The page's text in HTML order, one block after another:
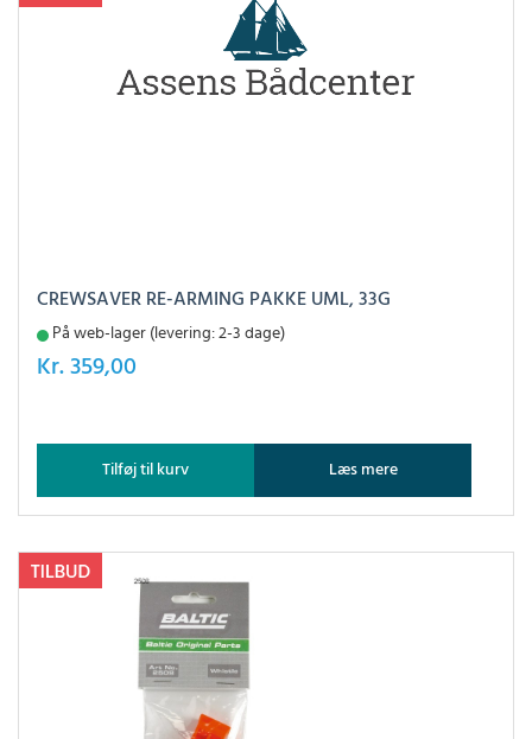
CREWSAVER RE-ARMING PAKKE UML, 33G
På web-lager (levering: 2-3 dage)
Kr.359,00
Tilføj til kurv Læs mere